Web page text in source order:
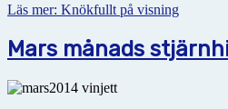
Läs mer: Knökfullt på visning
Mars månads